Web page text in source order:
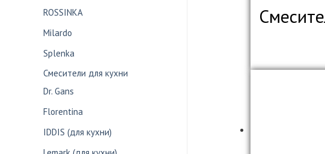
ROSSINKA
Milardo
Splenka
Смесители для кухни
Dr. Gans
Florentina
IDDIS (для кухни)